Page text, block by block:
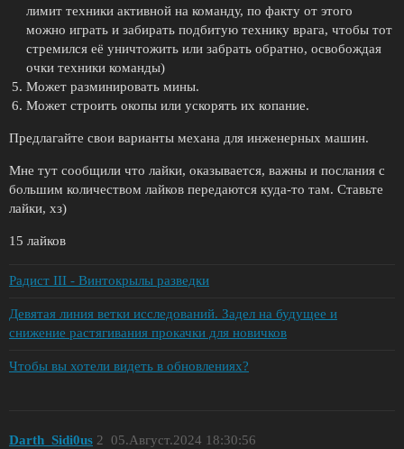
лимит техники активной на команду, по факту от этого
можно играть и забирать подбитую технику врага, чтобы тот
стремился её уничтожить или забрать обратно, освобождая
очки техники команды)
Может разминировать мины.
Может строить окопы или ускорять их копание.
Предлагайте свои варианты механа для инженерных машин.
Мне тут сообщили что лайки, оказывается, важны и послания с
большим количеством лайков передаются куда-то там. Ставьте
лайки, хз)
15 лайков
Радист III - Винтокрылы разведки
Девятая линия ветки исследований. Задел на будущее и
снижение растягивания прокачки для новичков
Чтобы вы хотели видеть в обновлениях?
Darth_Sidi0us 05.Август.2024 18:30:56
2